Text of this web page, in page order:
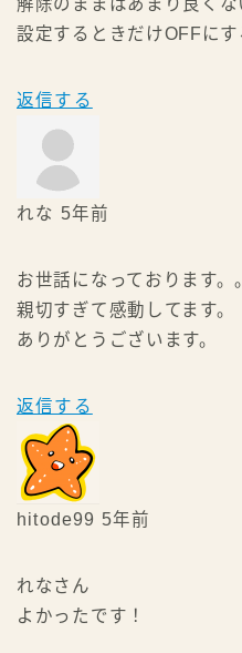
解除のままはあまり良くな
設定するときだけOFFに
返信する
れな 5年前
お世話になっております。
親切すぎて感動してます。
ありがとうございます。
返信する
hitode99 5年前
れなさん
よかったです！